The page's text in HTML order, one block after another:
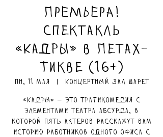
ПРЕМЬЕРА!
Спектакль
«Кадры» в Петах-
Тикве (16+)
пн, 11 мая Концертный зал Шарет
«Кадры» — это трагикомедия с
элементами театра абсурда, в
которой пять актеров расскажут вам
историю работников одного офиса с